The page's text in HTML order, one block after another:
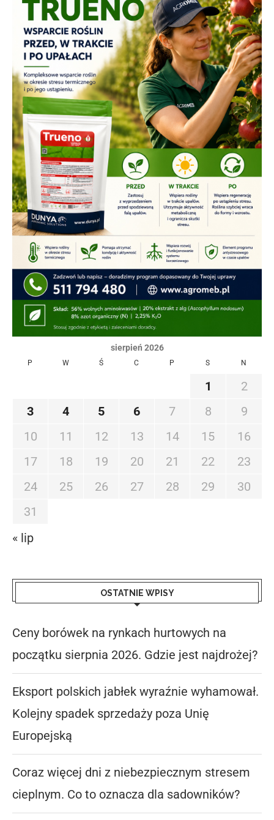
sierpień 2026
P W Ś C P S N
1
2
3
4 5 6 7 8
9
10
11 12 13 14 15
16
17
18 19 20 21 22
23
24
25 26 27 28 29
30
31
« lip
OSTATNIE WPISY
Ceny borówek na rynkach hurtowych na
początku sierpnia 2026. Gdzie jest najdrożej?
Eksport polskich jabłek wyraźnie wyhamował.
Kolejny spadek sprzedaży poza Unię
Europejską
Coraz więcej dni z niebezpiecznym stresem
cieplnym. Co to oznacza dla sadowników?